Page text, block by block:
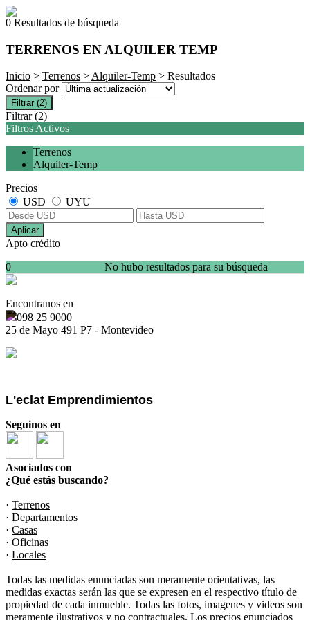
0 Resultados de búsqueda
TERRENOS EN ALQUILER TEMP
Inicio > Terrenos >Alquiler-Temp > Resultados
Ordenar por
Filtrar (2)
Filtrar (2)
Filtros Activos
Terrenos
Alquiler-Temp
Precios
USD
UYU
Aplicar
Apto crédito
No hubo resultados para su búsqueda
0
Encontranos en
098 25 9000
25 de Mayo 491 P7 - Montevideo
L'eclat Emprendimientos
Seguinos en
Asociados con
¿Qué estás buscando?
· Terrenos
· Departamentos
· Casas
· Oficinas
· Locales
Todas las medidas enunciadas son meramente orientativas, las
medidas exactas serán las que se expresen en el respectivo título de
propiedad de cada inmueble. Todas las fotos, imagenes y videos son
meramente ilustrativos y no contractuales. Los precios enunciados